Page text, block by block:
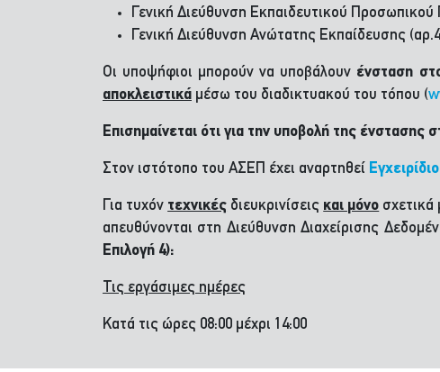
Γενική Διεύθυνση Εκπαιδευτικού
Γενική Διεύθυνση Ανώτατης Εκπαίδευσης
Οι υποψήφιοι μπορούν να υποβάλουν ένσταση
αποκλειστικά μέσω του διαδικτυακού του τόπου (
Επισημαίνεται ότι για την υποβολή της ένστασης
Στον ιστότοπο του ΑΣΕΠ έχει αναρτηθεί Εγχειρίδιο
Για τυχόν τεχνικές διευκρινίσεις και μόνο
απευθύνονται στη Διεύθυνση Διαχείρισης
Επιλογή 4):
Τις εργάσιμες ημέρες
Κατά τις ώρες 08:00 μέχρι 14:00